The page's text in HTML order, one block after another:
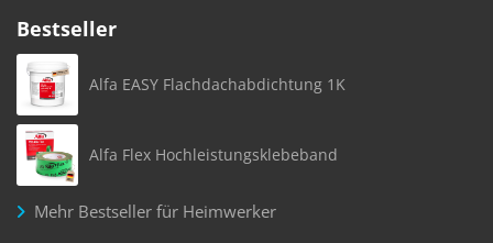
Bestseller
Alfa EASY Flachdachabdichtung 1K
Alfa Flex Hochleistungsklebeband
Mehr Bestseller für Heimwerker